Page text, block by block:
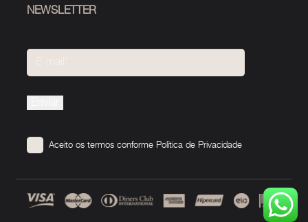
NEWSLETTER
this
empty.
Aceito os termos conforme Política de Privacidade